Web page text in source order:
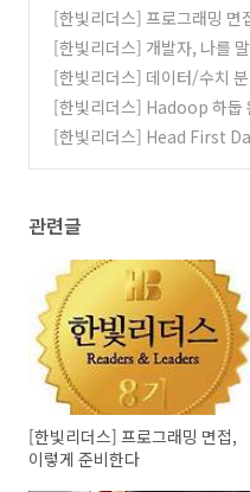
[한빛리더스] 프로그래밍 면
(0)
[한빛리더스] 개발자, 나를
[한빛리더스] 데이터/수치
이브러리 SciPy와 NumPy
[한빛리더스] Hadoop 하둡
[한빛리더스] Head First
관련글
[한빛리더스] 프로그래밍 면접,
이렇게 준비한다